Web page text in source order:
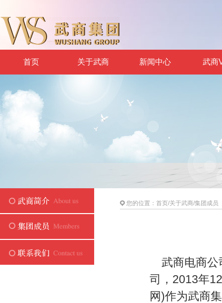
首页 关于武商 新闻中心 武商
您的位置： 首页/关于武商/集团成员
武商电商公
司，2013年
网)作为武商